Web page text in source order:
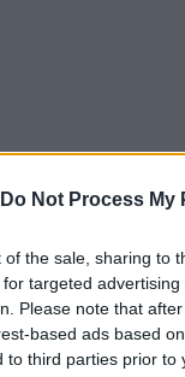
Do Not Process
of the sale, sharing to
targeted
Please note that
based ads based
to third parties prior